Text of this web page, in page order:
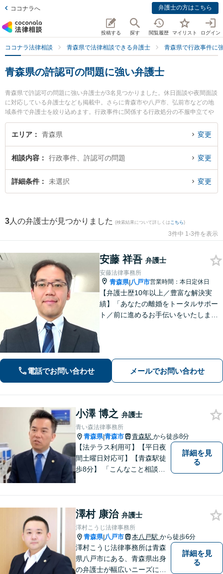
ココナラへ 弁護士の方はこちら
投稿する 探す 閲覧履歴 マイリスト ログイン
ココナラ法律相談 青森県で法律相談できる弁護士 青森県で行政事件に
青森県の許認可の問題に強い弁護士
青森県で許認可の問題に強い弁護士が3名見つかりました。休日面談や夜間面談
に対応している弁護士なども掲載中。さらに青森市や八戸市、弘前市などの地
域条件で弁護士を絞り込めます。行政事件に関係する行政処分の不服申立てや
住民訴訟、抗告訴訟（処分取り消し等）等の細かな分野での絞り込み検索もで
き便利です。特に安藤法律事務所の安藤 祥吾弁護士や青い森法律事務所の小澤
認可の問題のトラブルを今すぐに弁護士に相談したい』『許認可の問題のトラ
ブル解決の実績豊富な近くの弁護士を検索したい』『初回相談無料で許認可の
問題を法律相談できる青森県内の弁護士に相談予約したい』などでお困りの相
エリア 青森県 変更
相談内容 行政事件、許認可の問題 変更
詳細条件 未選択 変更
3 人の弁護士が見つかりました (検索結果について詳しくは こちら)
3件中 1-3件を表示
安藤 祥吾 弁護士
安藤法律事務所
青森県|八戸市営業時間：本日定休日
【弁護士歴10年以上／豊富な解決実
績】「あなたの離婚をトータルサポー
ト／前に進めるお手伝いをいたしま
い」【秘密厳守】【休日・夜間相談あ
電話でお問い合わせ メールでお問い合わせ
小澤 博之 弁護士
青い森法律事務所
青森県|青森市 青森駅 から徒歩8分
【法テラス利用可】【平日夜
間土曜日対応可】【青森駅徒
歩8分】 「こんなこと相談し
い。 皆様が抱えている問題に
真摯に向き合い、ともに解決
いたします。
詳細を見
る
澤村 康治 弁護士
澤村こうじ法律事務所
青森県|八戸市 本八戸駅 から徒歩6分
澤村こうじ法律事務所は青森
県八戸市にある、青森県出身
の弁護士が幅広いニーズにお
詳細を見
る